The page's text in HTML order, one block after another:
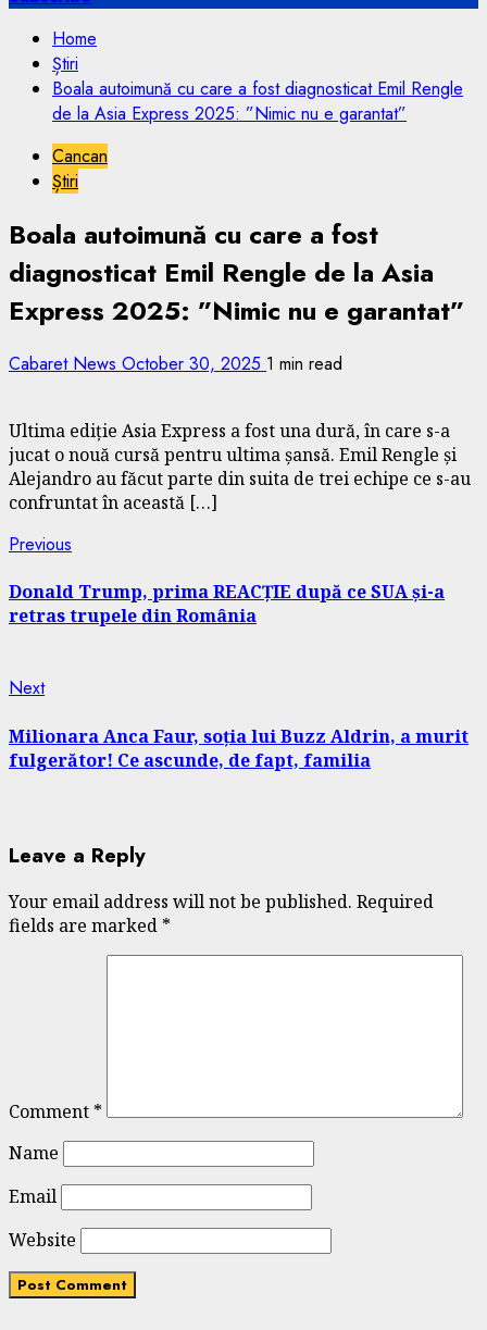
Home
Știri
Boala autoimună cu care a fost diagnosticat Emil Rengle
de la Asia Express 2025: ”Nimic nu e garantat”
Cancan
Știri
Boala autoimună cu care a fost
diagnosticat Emil Rengle de la Asia
Express 2025: ”Nimic nu e garantat”
Cabaret News October 30, 2025 1 min read
Ultima ediție Asia Express a fost una dură, în care s-a
jucat o nouă cursă pentru ultima șansă. Emil Rengle și
Alejandro au făcut parte din suita de trei echipe ce s-au
confruntat în această […]
Continue
Reading
Previous
Donald Trump, prima REACȚIE după ce SUA și-a
retras trupele din România
NextNext
Milionara Anca Faur, soția lui Buzz Aldrin, a murit
fulgerător! Ce ascunde, de fapt, familia
Leave a Reply
Your email address will not be published. Required
fields are marked *
Comment *
Name
Email
Website